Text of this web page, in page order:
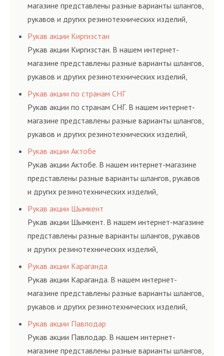
магазине представлены разные варианты шлангов,
рукавов и других резинотехнических изделий,
соответствующих ГОСТам, техническим условиям
и нормативам.
Рукав акции Киргизстан
Рукав акции Киргизстан. В нашем интернет-
магазине представлены разные варианты шлангов,
рукавов и других резинотехнических изделий,
соответствующих ГОСТам, техническим условиям
и нормативам.
Рукав акции по странам СНГ
Рукав акции по странам СНГ. В нашем интернет-
магазине представлены разные варианты шлангов,
рукавов и других резинотехнических изделий,
соответствующих ГОСТам, техническим условиям
и нормативам.
Рукав акции Актобе
Рукав акции Актобе. В нашем интернет-магазине
представлены разные варианты шлангов, рукавов
и других резинотехнических изделий,
соответствующих ГОСТам, техническим условиям
и нормативам.
Рукав акции Шымкент
Рукав акции Шымкент. В нашем интернет-магазине
представлены разные варианты шлангов, рукавов
и других резинотехнических изделий,
соответствующих ГОСТам, техническим условиям
и нормативам.
Рукав акции Караганда
Рукав акции Караганда. В нашем интернет-
магазине представлены разные варианты шлангов,
рукавов и других резинотехнических изделий,
соответствующих ГОСТам, техническим условиям
и нормативам.
Рукав акции Павлодар
Рукав акции Павлодар. В нашем интернет-
магазине представлены разные варианты шлангов,